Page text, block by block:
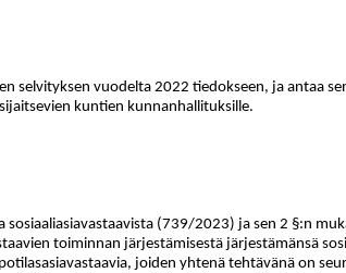
selvityksen vuodelta 2022 tiedokseen, ja antaa
kuntien kunnanhallituksille.
(739/2023) ja sen 2 §:n
toiminnan järjestämisestä järjestämänsä
joiden yhtenä tehtävänä on